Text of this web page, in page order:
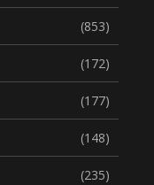
(853)
(172)
(177)
(148)
(235)